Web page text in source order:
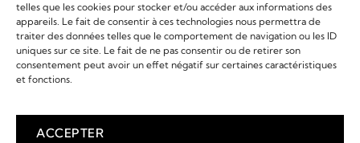
telles que les cookies pour stocker et/ou accéder aux informations des
appareils. Le fait de consentir à ces technologies nous permettra de
traiter des données telles que le comportement de navigation ou les ID
uniques sur ce site. Le fait de ne pas consentir ou de retirer son
consentement peut avoir un effet négatif sur certaines caractéristiques
et fonctions.
ACCEPTER
Liens utiles